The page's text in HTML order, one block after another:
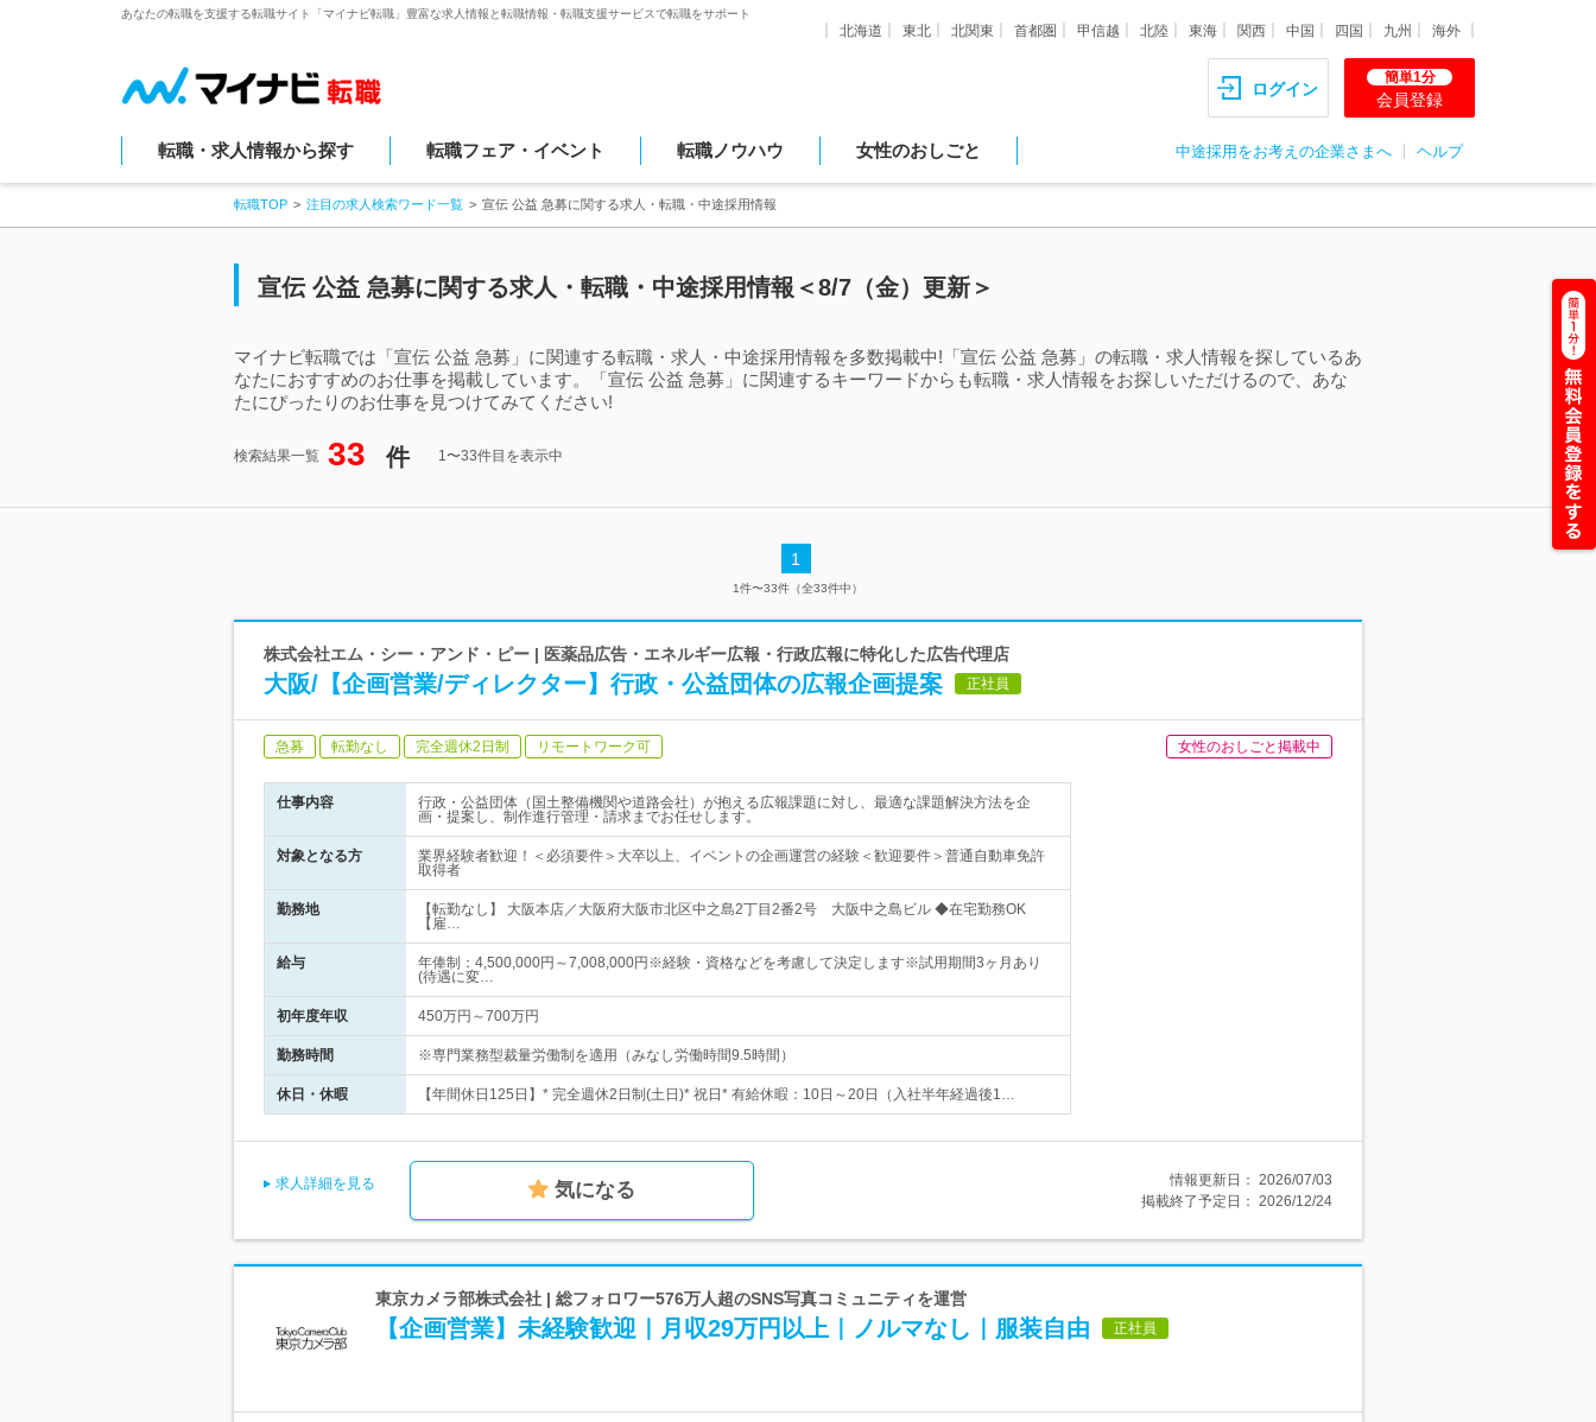
あなたの転職を支援する転職サイト「マイナビ転職」豊富な求人情報と転職情報・転職支援サービスで転職をサポート
北海道 東北 北関東 首都圏 甲信越 北陸 東海 関西 中国 四国 九州 海外
ログイン
簡単1分
会員登録
転職・求人情報から探す 転職フェア・イベント 転職ノウハウ 女性のおしごと 中途採用をお考えの企業さまへ ヘルプ
転職TOP 注目の求人検索ワード一覧 宣伝 公益 急募に関する求人・転職・中途採用情報
宣伝 公益 急募に関する求人・転職・中途採用情報＜8/7（金）更新＞
マイナビ転職では「宣伝 公益 急募」に関連する転職・求人・中途採用情報を多数掲載中!「宣伝 公益 急募」の転職・求人情報を探しているあ
なたにおすすめのお仕事を掲載しています。「宣伝 公益 急募」に関連するキーワードからも転職・求人情報をお探しいただけるので、あな
たにぴったりのお仕事を見つけてみてください!
検索結果一覧 33 件 1〜33件目を表示中
1
1件〜33件（全33件中）
株式会社エム・シー・アンド・ピー | 医薬品広告・エネルギー広報・行政広報に特化した広告代理店
大阪/【企画営業/ディレクター】行政・公益団体の広報企画提案 正社員
急募 転勤なし 完全週休2日制 リモートワーク可 女性のおしごと掲載中
仕事内容
行政・公益団体（国土整備機関や道路会社）が抱える広報課題に対し、最適な課題解決方法を企
画・提案し、制作進行管理・請求までお任せします。
対象となる方
業界経験者歓迎！＜必須要件＞大卒以上、イベントの企画運営の経験＜歓迎要件＞普通自動車免許
取得者
勤務地
【転勤なし】 大阪本店／大阪府大阪市北区中之島2丁目2番2号 大阪中之島ビル ◆在宅勤務OK
【雇…
給与
年俸制：4,500,000円～7,008,000円※経験・資格などを考慮して決定します※試用期間3ヶ月あり
(待遇に変…
初年度年収 450万円～700万円
勤務時間 ※専門業務型裁量労働制を適用（みなし労働時間9.5時間）
休日・休暇 【年間休日125日】* 完全週休2日制(土日)* 祝日* 有給休暇：10日～20日（入社半年経過後1…
求人詳細を見る 気になる 情報更新日： 2026/07/03
掲載終了予定日： 2026/12/24
東京カメラ部株式会社 | 総フォロワー576万人超のSNS写真コミュニティを運営
【企画営業】未経験歓迎｜月収29万円以上｜ノルマなし｜服装自由 正社員